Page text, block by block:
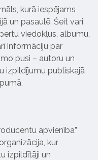
kurā iespējams
un pasaulē. Šeit vari
viedokļus, albumu,
informāciju par
pusi – autoru un
izpildījumu publiskajā
apvienība”
kur
izpildītāji un